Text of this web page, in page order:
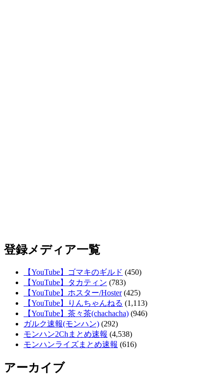
登録メディア一覧
【YouTube】ゴマキのギルド (450)
【YouTube】タカティン (783)
【YouTube】ホスター/Hoster(425)
【YouTube】りんちゃんねる (1,113)
【YouTube】茶々茶(chachacha) (946)
ガルク速報(モンハン) (292)
モンハン2Chまとめ速報 (4,538)
モンハンライズまとめ速報 (616)
アーカイブ